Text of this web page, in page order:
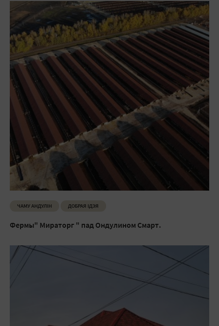
ЧАМУ АНДУЛIН ДОБРАЯ ІДЭЯ
Фермы" Мираторг " пад Ондулином Смарт.